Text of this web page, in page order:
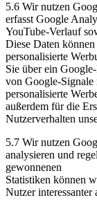
5.6 Wir nutzen
erfasst Google
YouTube-Verlauf
Diese Daten
personalisierte
Sie über ein
von Google-
personalisierte
außerdem für die
Nutzerverhalten
5.7 Wir nutzen
analysieren und
gewonnenen
Statistiken können
Nutzer interessanter